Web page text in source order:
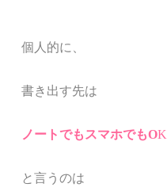
個人的に、
書き出す先は
ノートでもスマホでもOK
と言うのは